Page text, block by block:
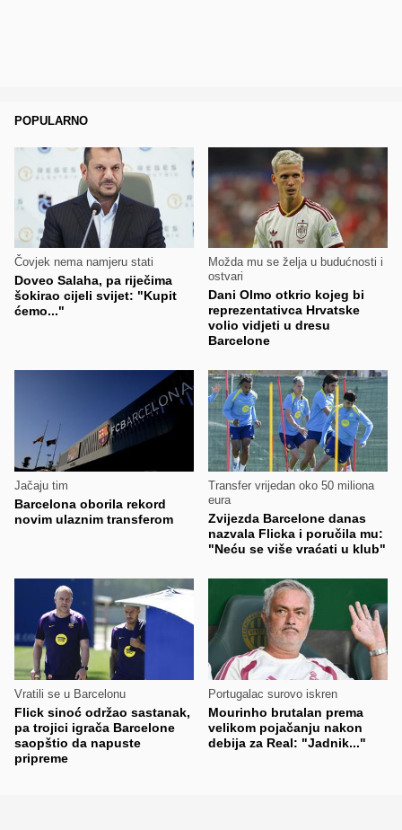
POPULARNO
Čovjek nema namjeru stati
Doveo Salaha, pa riječima
šokirao cijeli svijet: "Kupit
ćemo..."
Možda mu se želja u budućnosti i
ostvari
Dani Olmo otkrio kojeg bi
reprezentativca Hrvatske
volio vidjeti u dresu
Barcelone
Jačaju tim
Barcelona oborila rekord
novim ulaznim transferom
Transfer vrijedan oko 50 miliona
eura
Zvijezda Barcelone danas
nazvala Flicka i poručila mu:
"Neću se više vraćati u klub"
Vratili se u Barcelonu
Flick sinoć održao sastanak,
pa trojici igrača Barcelone
saopštio da napuste
pripreme
Portugalac surovo iskren
Mourinho brutalan prema
velikom pojačanju nakon
debija za Real: "Jadnik..."